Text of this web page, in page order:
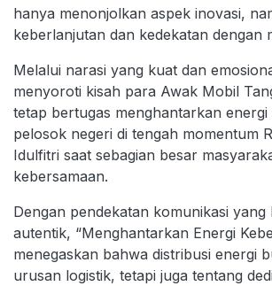
hanya menonjolkan aspek inovasi,
keberlanjutan dan kedekatan dengan
Melalui narasi yang kuat dan
menyoroti kisah para Awak Mobil
tetap bertugas menghantarkan
pelosok negeri di tengah momentum
Idulfitri saat sebagian besar
kebersamaan.
Dengan pendekatan komunikasi yang
autentik, “Menghantarkan Energi
menegaskan bahwa distribusi energi
urusan logistik, tetapi juga tentang